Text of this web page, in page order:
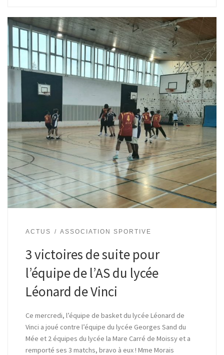
ACTUS ASSOCIATION SPORTIVE
3 victoires de suite pour
l’équipe de l’AS du lycée
Léonard de Vinci
Ce mercredi, l’équipe de basket du lycée Léonard de
Vinci a joué contre l’équipe du lycée Georges Sand du
Mée et 2 équipes du lycée la Mare Carré de Moissy et a
remporté ses 3 matchs, bravo à eux ! Mme Morais